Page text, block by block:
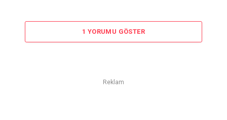
1 YORUMU GÖSTER
Reklam